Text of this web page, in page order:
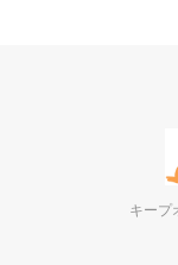
キープ